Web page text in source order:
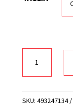
INVERNALI
ED
FREDDI
SKU: 493247134